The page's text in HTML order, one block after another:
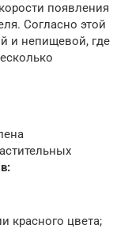
появления
Согласно этой
и непищевой, где
красного цвета;